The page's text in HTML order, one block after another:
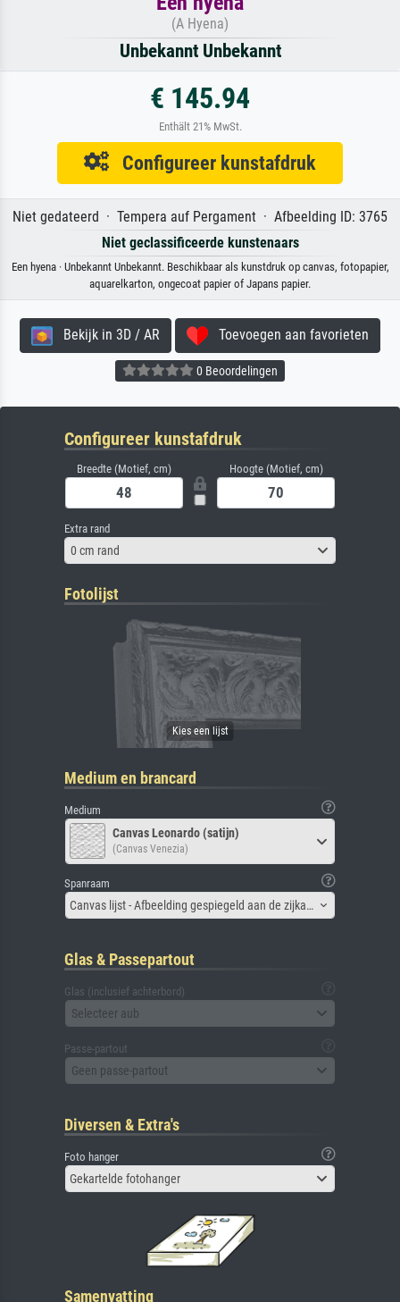
(A Hyena)
Unbekannt Unbekannt
€ 145.94
Enthält 21% MwSt.
Configureer kunstafdruk
Niet gedateerd · Tempera auf Pergament · Afbeelding ID: 3765
Niet geclassificeerde kunstenaars
Een hyena · Unbekannt Unbekannt. Beschikbaar als kunstdruk op canvas, fotopapier,
aquarelkarton, ongecoat papier of Japans papier.
Bekijk in 3D / AR Toevoegen aan favorieten
0 Beoordelingen
Configureer kunstafdruk
Breedte (Motief, cm) Hoogte (Motief, cm)
Extra rand
0 cm rand
Fotolijst
Medium en brancard
Medium
Canvas Leonardo (satijn)
(Canvas Venezia)
Spanraam
Canvas lijst - Afbeelding gespiegeld aan de zijkant
Glas & Passepartout
Glas (inclusief achterbord)
Selecteer aub
Passe-partout
Geen passe-partout
Diversen & Extra's
Foto hanger
Gekartelde fotohanger
Samenvatting